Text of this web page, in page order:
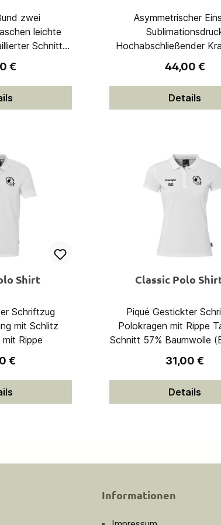
zwei
leichte
der Rückseite
100 %
Preis:
€
Asymmetrischer
Hochabschließender
für angenehmes
Seitliche
Beschreibbares
Regulärer
44,00 €
Details
Shirt
mit Schlitz
Rippe
Preis:
€
Classic Polo
Piqué Gestickter Schriftzug
Polokragen mit Rippe Taillierter
Schnitt 57% Baumwolle (Bio), 38%
Polyester (recycelt), 5%
Regulärer
31,00 €
Details
Informationen